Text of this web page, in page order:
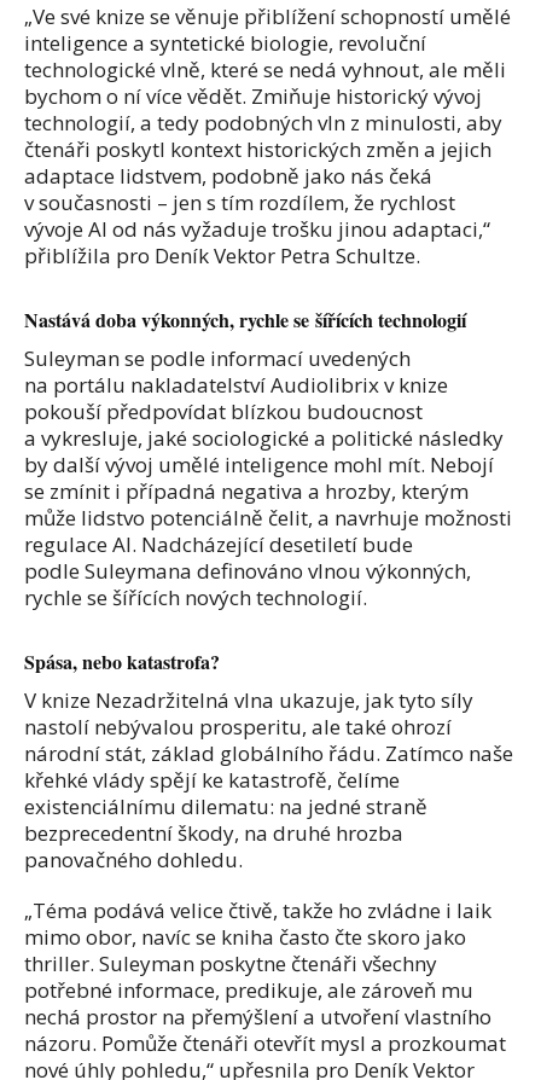
„Ve své knize se věnuje přiblížení schopností umělé
inteligence a syntetické biologie, revoluční
technologické vlně, které se nedá vyhnout, ale měli
bychom o ní více vědět. Zmiňuje historický vývoj
technologií, a tedy podobných vln z minulosti, aby
čtenáři poskytl kontext historických změn a jejich
adaptace lidstvem, podobně jako nás čeká
v současnosti – jen s tím rozdílem, že rychlost
vývoje AI od nás vyžaduje trošku jinou adaptaci,“
přiblížila pro Deník Vektor Petra Schultze.
Nastává doba výkonných, rychle se šířících technologií
Suleyman se podle informací uvedených
na portálu nakladatelství Audiolibrixv knize
pokouší předpovídat blízkou budoucnost
a vykresluje, jaké sociologické a politické následky
by další vývoj umělé inteligence mohl mít. Nebojí
se zmínit i případná negativa a hrozby, kterým
může lidstvo potenciálně čelit, a navrhuje možnosti
regulace AI. Nadcházející desetiletí bude
podle Suleymana definováno vlnou výkonných,
rychle se šířících nových technologií.
Spása, nebo katastrofa?
V knize Nezadržitelná vlna ukazuje, jak tyto síly
nastolí nebývalou prosperitu, ale také ohrozí
národní stát, základ globálního řádu. Zatímco naše
křehké vlády spějí ke katastrofě, čelíme
existenciálnímu dilematu: na jedné straně
bezprecedentní škody, na druhé hrozba
panovačného dohledu.
„Téma podává velice čtivě, takže ho zvládne i laik
mimo obor, navíc se kniha často čte skoro jako
thriller. Suleyman poskytne čtenáři všechny
potřebné informace, predikuje, ale zároveň mu
nechá prostor na přemýšlení a utvoření vlastního
názoru. Pomůže čtenáři otevřít mysl a prozkoumat
nové úhly pohledu,“ upřesnila pro Deník Vektor